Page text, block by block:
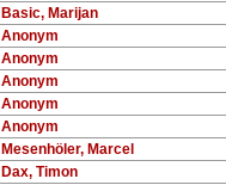
Basic, Marijan
Anonym
Anonym
Anonym
Anonym
Anonym
Mesenhöler, Marcel
Dax, Timon